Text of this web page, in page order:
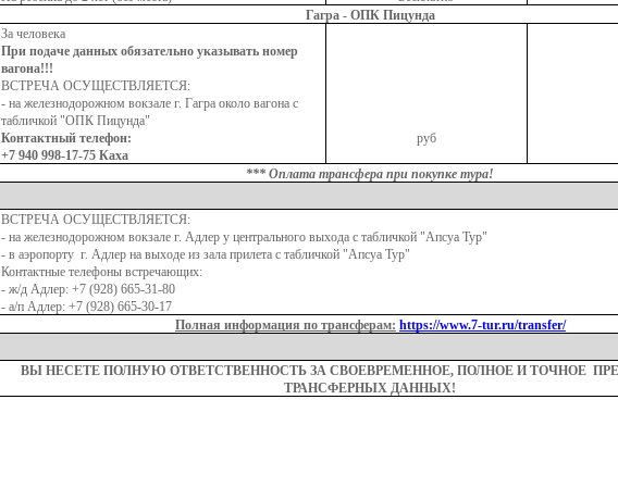
Гагра - ОПК Пицунда
За человека
При подаче данных обязательно указывать номер
вагона!!!
ВСТРЕЧА ОСУЩЕСТВЛЯЕТСЯ:
- на железнодорожном вокзале г. Гагра около вагона с
табличкой "ОПК Пицунда"
Контактный телефон:
+7 940 998-17-75 Каха
руб
*** Оплата трансфера при покупке тура!
ВСТРЕЧА ОСУЩЕСТВЛЯЕТСЯ:
- на железнодорожном вокзале г. Адлер у центрального выхода с табличкой "Апсуа Тур"
- в аэропорту г. Адлер на выходе из зала прилета с табличкой "Апсуа Тур"
Контактные телефоны встречающих:
- ж/д Адлер: +7 (928) 665-31-80
- а/п Адлер: +7 (928) 665-30-17
Полная информация по трансферам: https://www.7-tur.ru/transfer/
ВЫ НЕСЕТЕ ПОЛНУЮ ОТВЕТСТВЕННОСТЬ ЗА СВОЕВРЕМЕННОЕ, ПОЛНОЕ И ТОЧНОЕ
ТРАНСФЕРНЫХ ДАННЫХ!